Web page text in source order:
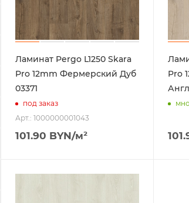
Ламинат Pergo L1250 Skara
Pro 12mm Фермерский Дуб
03371
под заказ
Арт.: 1000000001043
101.90 BYN/м²
Pro